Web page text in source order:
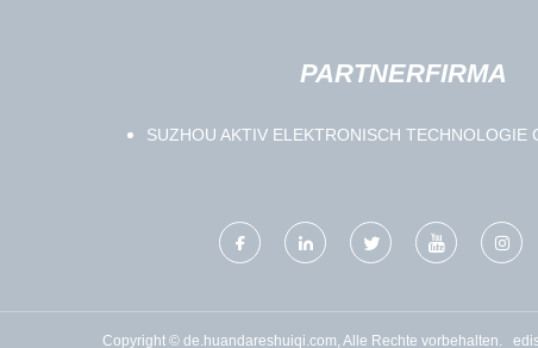
PARTNERFIRMA
SUZHOU AKTIV ELEKTRONISCH TECHNOLOGIE
Copyright © de.huandareshuiqi.com, Alle Rechte vorbehalten.